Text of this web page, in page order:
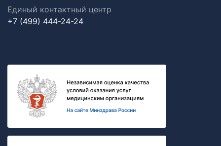
Единый контактный центр
+7 (499) 444-24-24